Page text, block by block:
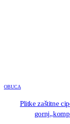
OBUCA
Plitke zaštitne